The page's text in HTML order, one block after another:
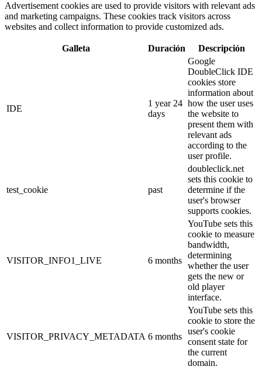
Advertisement cookies are used to provide visitors with relevant ads
and marketing campaigns. These cookies track visitors across
websites and collect information to provide customized ads.
Galleta Duración Descripción
IDE
1 year 24
days
Google
DoubleClick IDE
cookies store
information about
how the user uses
the website to
present them with
relevant ads
according to the
user profile.
test_cookie past
doubleclick.net
sets this cookie to
determine if the
user's browser
supports cookies.
VISITOR_INFO1_LIVE 6 months
YouTube sets this
cookie to measure
bandwidth,
determining
whether the user
gets the new or
old player
interface.
VISITOR_PRIVACY_METADATA 6 months
YouTube sets this
cookie to store the
user's cookie
consent state for
the current
domain.